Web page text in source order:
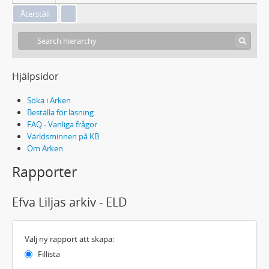
Hjälpsidor
Söka i Arken
Beställa för läsning
FAQ - Vanliga frågor
Världsminnen på KB
Om Arken
Rapporter
Efva Liljas arkiv - ELD
Välj ny rapport att skapa:
Fillista